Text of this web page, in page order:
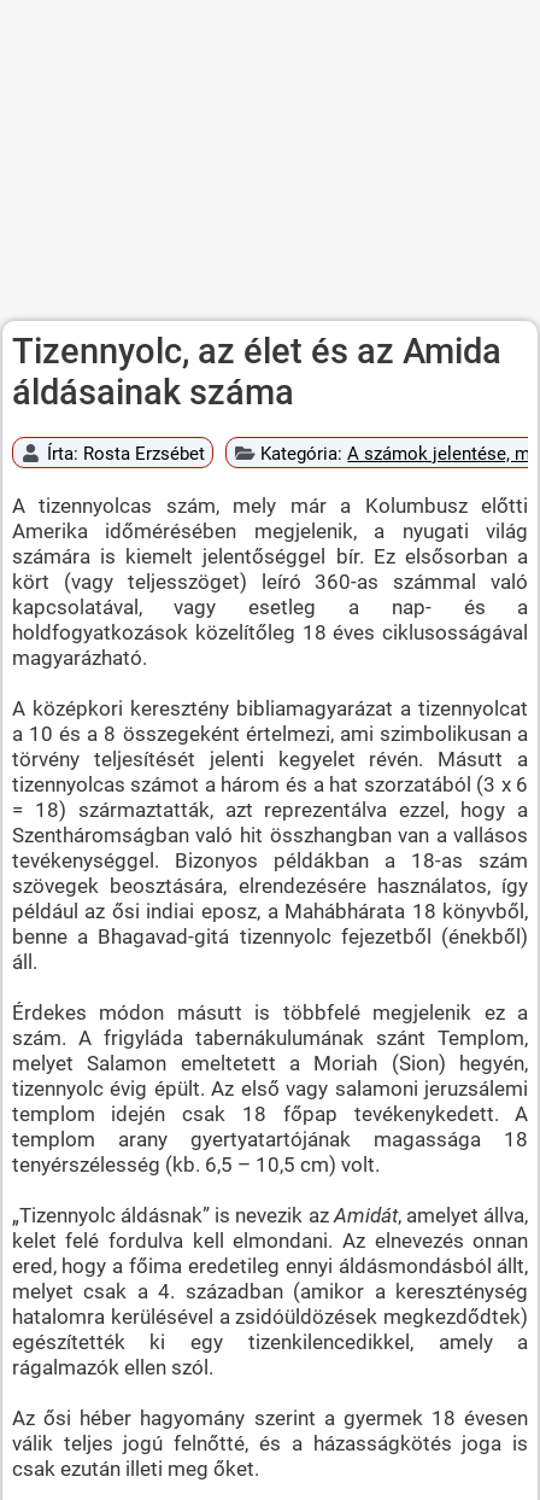
Tizennyolc, az élet és az Amida
áldásainak száma
Írta: Rosta Erzsébet Kategória:A számok jelentése,
A tizennyolcas szám, mely már a Kolumbusz előtti
Amerika időmérésében megjelenik, a nyugati világ
számára is kiemelt jelentőséggel bír. Ez elsősorban a
kört (vagy teljesszöget) leíró 360-as számmal való
kapcsolatával, vagy esetleg a nap- és a
holdfogyatkozások közelítőleg 18 éves ciklusosságával
magyarázható.
A középkori keresztény bibliamagyarázat a tizennyolcat
a 10 és a 8 összegeként értelmezi, ami szimbolikusan a
törvény teljesítését jelenti kegyelet révén. Másutt a
tizennyolcas számot a három és a hat szorzatából (3 x 6
= 18) származtatták, azt reprezentálva ezzel, hogy a
Szentháromságban való hit összhangban van a vallásos
tevékenységgel. Bizonyos példákban a 18-as szám
szövegek beosztására, elrendezésére használatos, így
például az ősi indiai eposz, a Mahábhárata 18 könyvből,
benne a Bhagavad-gitá tizennyolc fejezetből (énekből)
áll.
Érdekes módon másutt is többfelé megjelenik ez a
szám. A frigyláda tabernákulumának szánt Templom,
melyet Salamon emeltetett a Moriah (Sion) hegyén,
tizennyolc évig épült. Az első vagy salamoni jeruzsálemi
templom idején csak 18 főpap tevékenykedett. A
templom arany gyertyatartójának magassága 18
tenyérszélesség (kb. 6,5 – 10,5 cm) volt.
„Tizennyolc áldásnak” is nevezik az Amidát, amelyet állva,
kelet felé fordulva kell elmondani. Az elnevezés onnan
ered, hogy a főima eredetileg ennyi áldásmondásból állt,
melyet csak a 4. században (amikor a kereszténység
hatalomra kerülésével a zsidóüldözések megkezdődtek)
egészítették ki egy tizenkilencedikkel, amely a
rágalmazók ellen szól.
Az ősi héber hagyomány szerint a gyermek 18 évesen
válik teljes jogú felnőtté, és a házasságkötés joga is
csak ezután illeti meg őket.